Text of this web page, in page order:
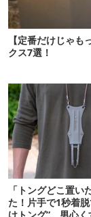
【定番だけじゃ
クス7選！
「トングどこ置い
た！片手で1秒着
けトング”、男心く